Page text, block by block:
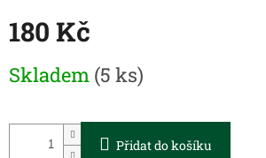
180 Kč
cena:
Skladem (5 ks)
Přidat do košíku